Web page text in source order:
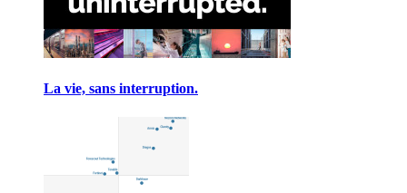
La vie, sans interruption.